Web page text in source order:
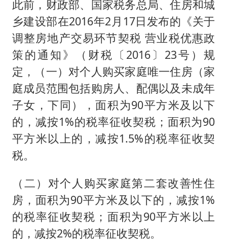
此前，财政部、国家税务总局、住房和城
乡建设部在2016年2月17日发布的《关于
调整房地产交易环节契税 营业税优惠政
策的通知》（财税〔2016〕23号）规
定，（一）对个人购买家庭唯一住房（家
庭成员范围包括购房人、配偶以及未成年
子女，下同），面积为90平方米及以下
的，减按1%的税率征收契税；面积为90
平方米以上的，减按1.5%的税率征收契
税。
（二）对个人购买家庭第二套改善性住
房，面积为90平方米及以下的，减按1%
的税率征收契税；面积为90平方米以上
的，减按2%的税率征收契税。